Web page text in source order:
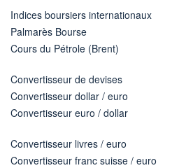
Indices boursiers internationaux
Palmarès Bourse
Cours du Pétrole (Brent)
Convertisseur de devises
Convertisseur dollar / euro
Convertisseur euro / dollar
Convertisseur livres / euro
Convertisseur franc suisse / euro